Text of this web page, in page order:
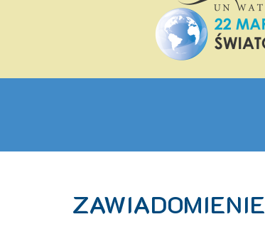
ZAWIADOMIENIE